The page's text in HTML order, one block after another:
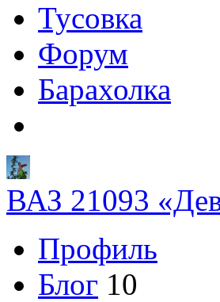
Тусовка
Форум
Барахолка
ВАЗ 21093
Профиль
Блог 10